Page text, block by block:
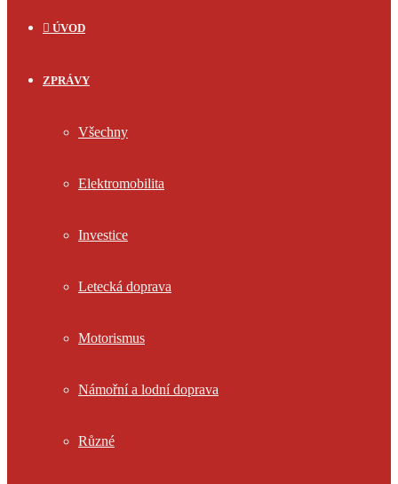
ÚVOD
ZPRÁVY
Všechny
Elektromobilita
Investice
Letecká doprava
Motorismus
Námořní a lodní doprava
Různé